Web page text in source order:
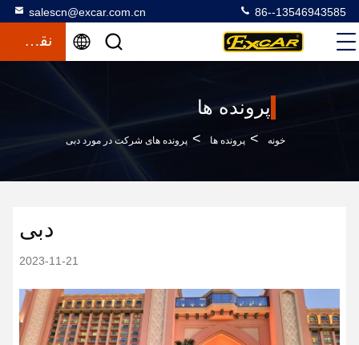
salescn@excar.com.cn 86--13546943585
نقل قول
پرونده ها
خونه > پرونده ها > پرونده های شرکت در مورد دبی
دبی
2023-11-21